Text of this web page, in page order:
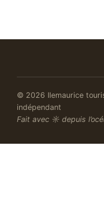
© 2026 Ilemaurice
indépendant
Fait avec ☼ depuis